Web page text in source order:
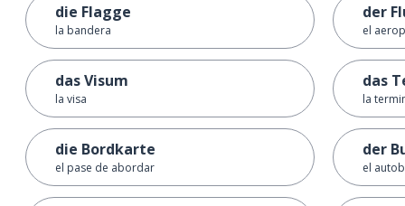
die Flagge
la bandera
das Visum
la visa
die Bordkarte
el pase de abordar
der
el
das
la
der
el